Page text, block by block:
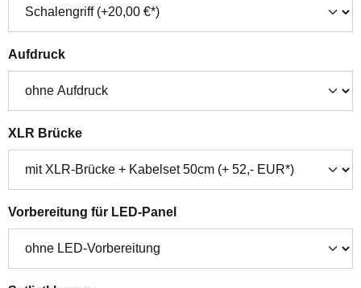
Aufdruckauswählen
XLR Brückeauswählen
Vorbereitung für LED-Panelauswählen